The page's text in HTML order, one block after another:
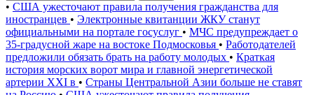
• США ужесточают правила получения гражданства для
иностранцев • Электронные квитанции ЖКУ станут
официальными на портале госуслуг • МЧС предупреждает о
35-градусной жаре на востоке Подмосковья • Работодателей
предложили обязать брать на работу молодых • Краткая
история морских ворот мира и главной энергетической
артерии XXI в • Страны Центральной Азии больше не ставят